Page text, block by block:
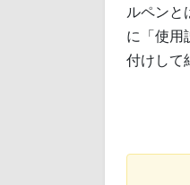
ルペンと
に「使用
付けして